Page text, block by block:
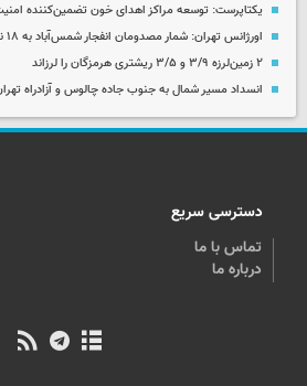
یکتاپرست: توسعه مراکز اهدای خون تضمین‌کننده
اورژانس تهران: شمار مصدومان انفجار شمس‌آباد به ۱۸ نفر رسید
۲ زمین‌لرزه ۳/۹ و ۳/۵ ریشتری هرمزگان را لرزاند
انسداد مسیر شمال به جنوب جاده چالوس و آزادراه
دسترسی سریع
تماس با ما
درباره ما